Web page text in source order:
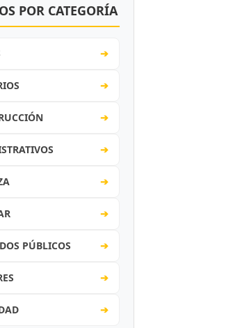
POR CATEGORÍA
➔
➔
➔
➔
➔
➔
PÚBLICOS ➔
➔
➔